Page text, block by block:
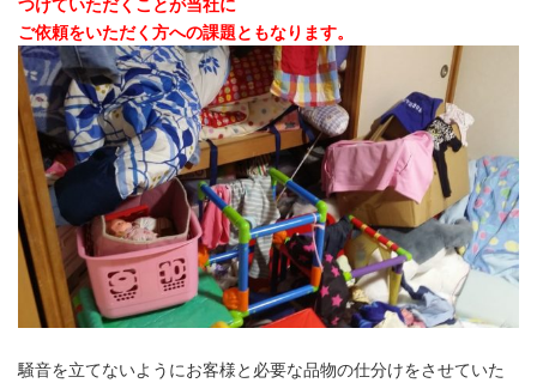
つけていただくことが当社に
ご依頼をいただく方への課題ともなります。
騒音を立てないようにお客様と必要な品物の仕分けをさせていた